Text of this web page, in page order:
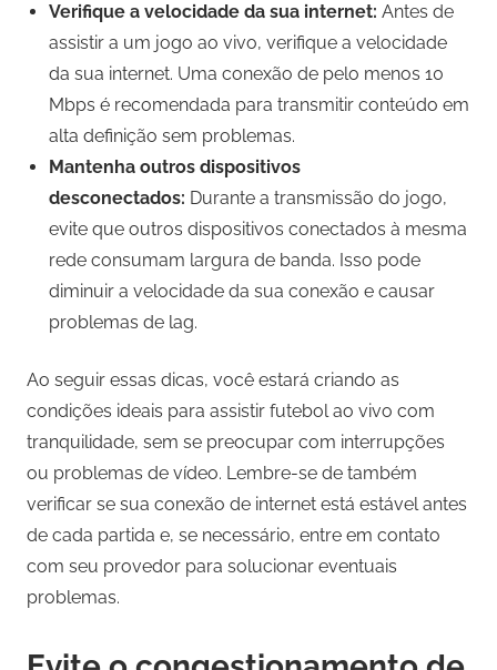
Verifique a velocidade da sua internet: Antes de
assistir a um jogo ao vivo, verifique a velocidade
da sua internet. Uma conexão de pelo menos 10
Mbps é recomendada para transmitir conteúdo em
alta definição sem problemas.
Mantenha outros dispositivos
desconectados: Durante a transmissão do jogo,
evite que outros dispositivos conectados à mesma
rede consumam largura de banda. Isso pode
diminuir a velocidade da sua conexão e causar
problemas de lag.
Ao seguir essas dicas, você estará criando as
condições ideais para assistir futebol ao vivo com
tranquilidade, sem se preocupar com interrupções
ou problemas de vídeo. Lembre-se de também
verificar se sua conexão de internet está estável antes
de cada partida e, se necessário, entre em contato
com seu provedor para solucionar eventuais
problemas.